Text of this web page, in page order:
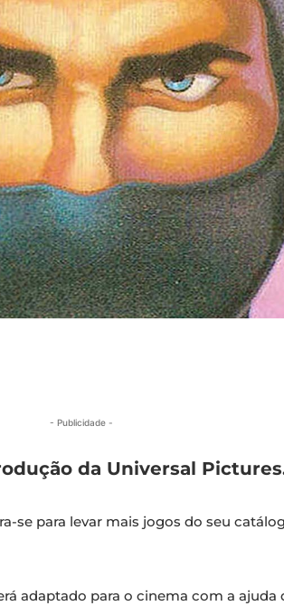
- Publicidade -
da Universal
se para levar mais jogos do seu
adaptado para o cinema com a ajuda